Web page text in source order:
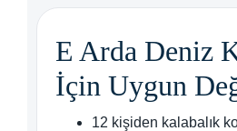
E Arda Deniz
İçin Uygun
12 kişiden kalabalık